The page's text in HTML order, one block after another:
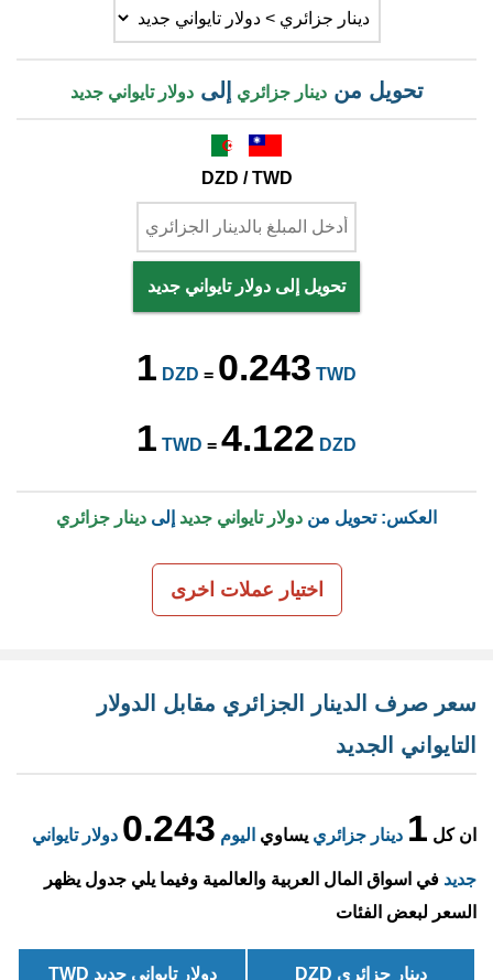
تحويل مندينار جزائري إلىدولار تايواني جديد
DZD / TWD
تحويل إلى دولار تايواني جديد
1 DZD = 0.243 TWD
1 TWD = 4.122 DZD
العكس: تحويل من دولار تايواني جديد إلى دينار جزائري
اختيار عملات اخرى
سعر صرف الدينار الجزائري مقابل الدولار
التايواني الجديد
ان كل 1 دينار جزائري يساوي اليوم 0.243 دولار تايواني
جديد في اسواق المال العربية والعالمية وفيما يلي جدول يظهر
السعر لبعض الفئات
دينار جزائري DZD دولار تايواني جديد TWD